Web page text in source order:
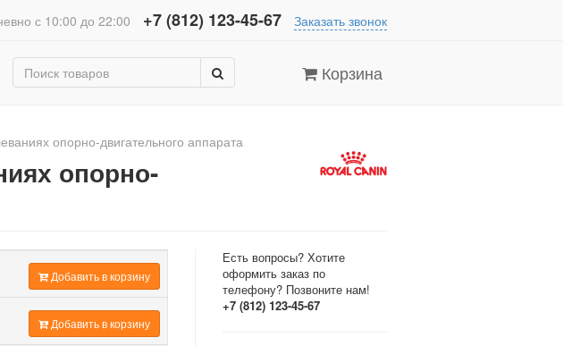
с 10:00 до 22:00 +7 (812) 123-45-67 Заказать звонок
Корзина
опорно-двигательного аппарата
опорно-
Добавить в корзину
Добавить в корзину
Есть вопросы? Хотите
оформить заказ по
телефону? Позвоните нам!
+7 (812) 123-45-67